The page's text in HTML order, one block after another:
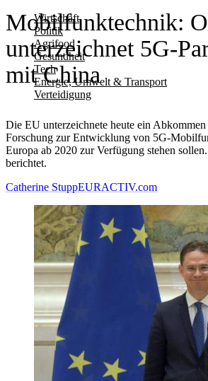
Wirtschaft
Politik
Agrifood
Gesundheit
Tech
Energie, Umwelt & Transport
Verteidigung
Mobilfunktechnik:
unterzeichnet 5G-
mit China
Die EU unterzeichnete heute ein
Forschung zur Entwicklung von 5G-
Europa ab 2020 zur Verfügung stehen
berichtet.
Catherine StuppEURACTIV.com